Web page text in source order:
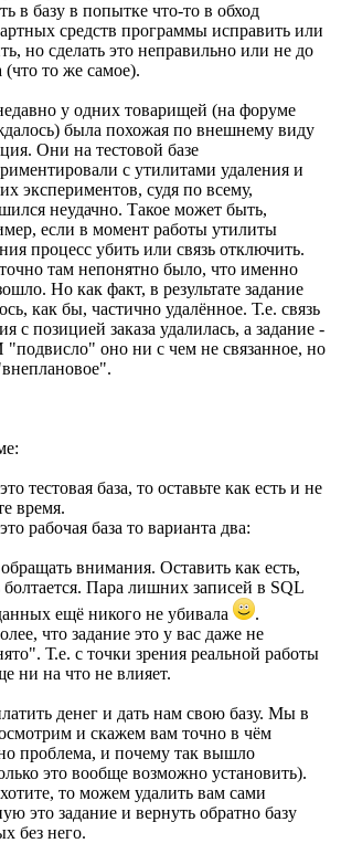
в базу в попытке что-то в обход
средств программы исправить или
но сделать это неправильно или не до
(что то же самое).
у одних товарищей (на форуме
была похожая по внешнему виду
Они на тестовой базе
с утилитами удаления и
экспериментов, судя по всему,
неудачно. Такое может быть,
если в момент работы утилиты
процесс убить или связь отключить.
там непонятно было, что именно
Но как факт, в результате задание
как бы, частично удалённое. Т.е. связь
с позицией заказа удалилась, а задание -
"подвисло" оно ни с чем не связанное, но
тестовая база, то оставьте как есть и не
время.
рабочая база то варианта два:
внимания. Оставить как есть,
болтается. Пара лишних записей в SQL
ещё никого не убивала
.
что задание это у вас даже не
Т.е. с точки зрения реальной работы
ни на что не влияет.
денег и дать нам свою базу. Мы в
и скажем вам точно в чём
проблема, и почему так вышло
это вообще возможно установить).
то можем удалить вам сами
это задание и вернуть обратно базу
без него.